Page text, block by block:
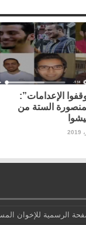
الإعدامات”:
الستة من
الرسمية للإخوان